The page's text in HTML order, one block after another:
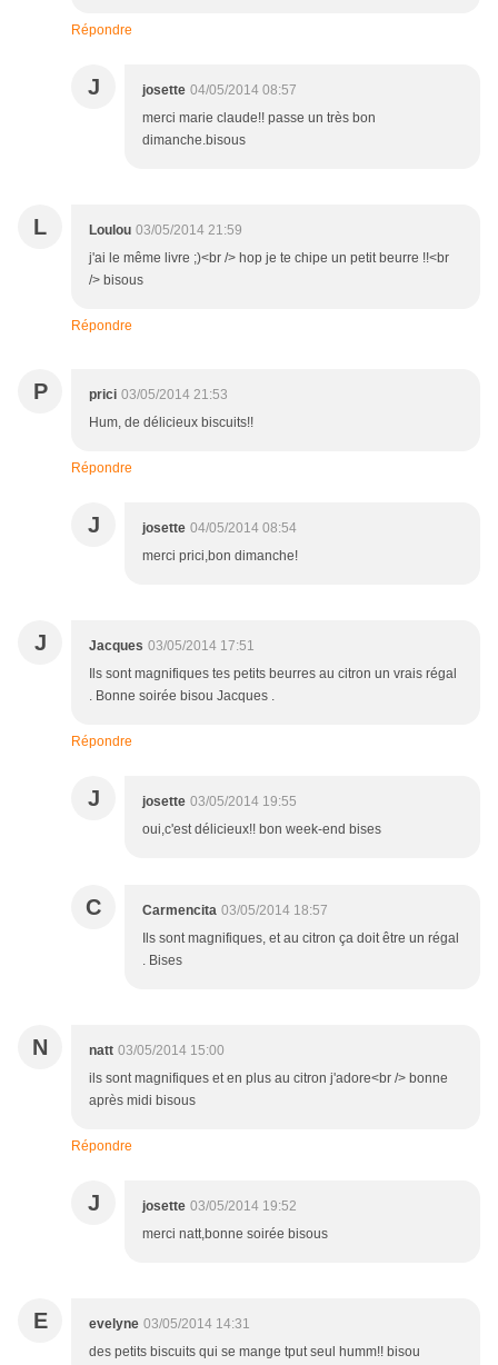
Répondre
J josette 04/05/2014 08:57
merci marie claude!! passe un très bon
dimanche.bisous
L Loulou 03/05/2014 21:59
j'ai le même livre ;)<br /> hop je te chipe un petit beurre !!<br
/> bisous
Répondre
P prici 03/05/2014 21:53
Hum, de délicieux biscuits!!
Répondre
J josette 04/05/2014 08:54
merci prici,bon dimanche!
J Jacques 03/05/2014 17:51
Ils sont magnifiques tes petits beurres au citron un vrais régal
. Bonne soirée bisou Jacques .
Répondre
J josette 03/05/2014 19:55
oui,c'est délicieux!! bon week-end bises
C Carmencita 03/05/2014 18:57
Ils sont magnifiques, et au citron ça doit être un régal
. Bises
N natt 03/05/2014 15:00
ils sont magnifiques et en plus au citron j'adore<br /> bonne
après midi bisous
Répondre
J josette 03/05/2014 19:52
merci natt,bonne soirée bisous
E evelyne 03/05/2014 14:31
des petits biscuits qui se mange tput seul humm!! bisou